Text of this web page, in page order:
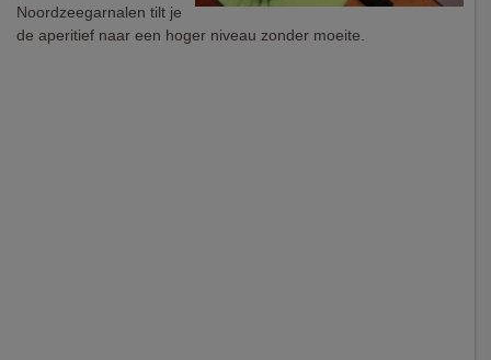
Noordzeegarnalen tilt je
de aperitief naar een hoger niveau zonder moeite.